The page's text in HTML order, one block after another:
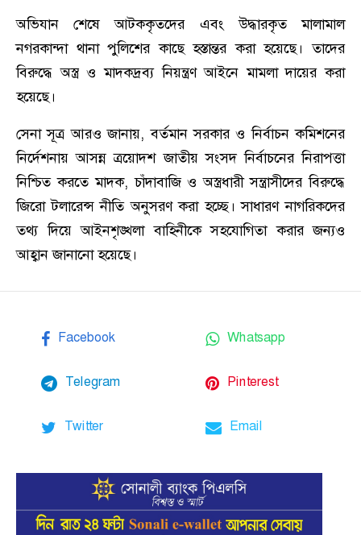
অভিযান শেষে আটককৃতদের এবং উদ্ধারকৃত মালামাল
নগরকান্দা থানা পুলিশের কাছে হস্তান্তর করা হয়েছে। তাদের
বিরুদ্ধে অস্ত্র ও মাদকদ্রব্য নিয়ন্ত্রণ আইনে মামলা দায়ের করা
হয়েছে।
সেনা সূত্র আরও জানায়, বর্তমান সরকার ও নির্বাচন কমিশনের
নির্দেশনায় আসন্ন ত্রয়োদশ জাতীয় সংসদ নির্বাচনের নিরাপত্তা
নিশ্চিত করতে মাদক, চাঁদাবাজি ও অস্ত্রধারী সন্ত্রাসীদের বিরুদ্ধে
জিরো টলারেন্স নীতি অনুসরণ করা হচ্ছে। সাধারণ নাগরিকদের
তথ্য দিয়ে আইনশৃঙ্খলা বাহিনীকে সহযোগিতা করার জন্যও
আহ্বান জানানো হয়েছে।
Facebook Whatsapp
Telegram Pinterest
Twitter Email